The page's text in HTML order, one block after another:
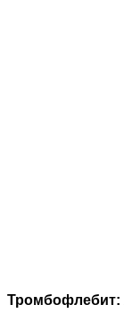
Тромбофлебит: